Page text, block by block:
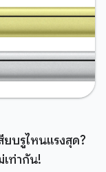
บรูไหนแรงสุด?
เท่ากัน!